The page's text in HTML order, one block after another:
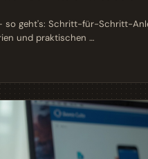
so geht's: Schritt-für-Schritt-
und praktischen …